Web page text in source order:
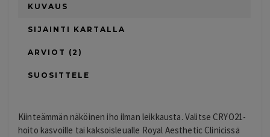
KUVAUS
SIJAINTI KARTALLA
ARVIOT (2)
SUOSITTELE
Kiinteämmän näköinen iho ilman leikkausta. Valitse CRYO21-
hoito kasvoille tai kaksoisleualle Royal Aesthetic Clinicissä